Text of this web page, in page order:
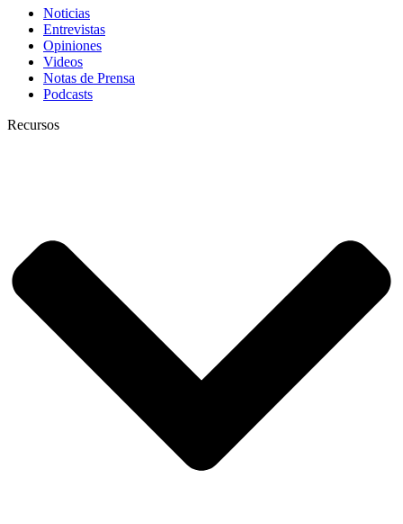
Noticias
Entrevistas
Opiniones
Videos
Notas de Prensa
Podcasts
Recursos